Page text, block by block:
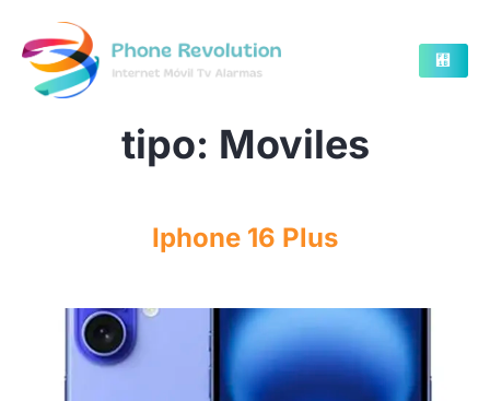
tipo: Moviles
Iphone 16 Plus